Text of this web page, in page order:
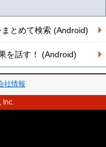
とめて検索 (Android)
を話す！ (Android)
社情報
Inc.